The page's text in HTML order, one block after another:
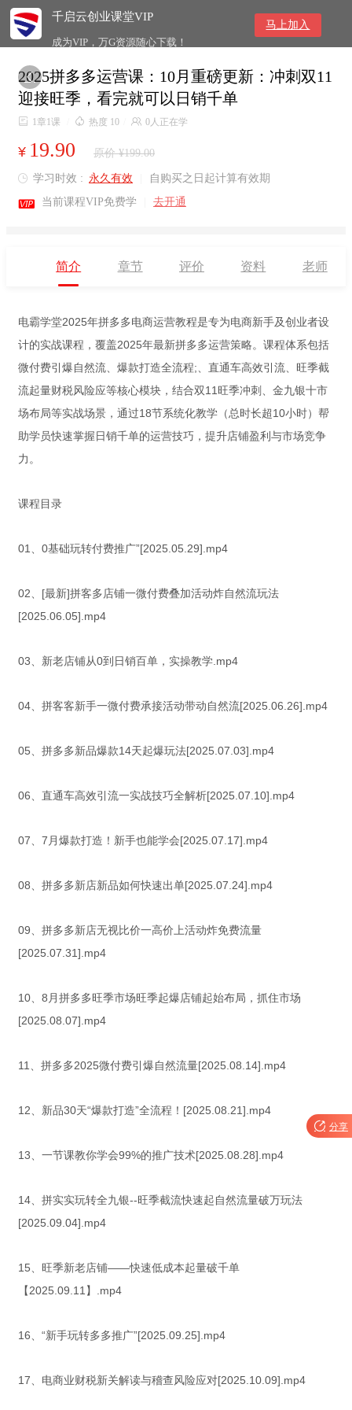
千启云创业课堂VIP
成为VIP，万G资源随心下载！
马上加入

2025拼多多运营课：10月重磅更新：冲刺双11
迎接旺季，看完就可以日销千单
 1章1课  热度 10  0人正在学
¥ 19.90 原价 ¥199.00
 学习时效 : 永久有效 自购买之日起计算有效期
 当前课程VIP免费学 去开通
简介 章节 评价 资料 老师
电霸学堂2025年拼多多电商运营教程是专为电商新手及创业者设
计的实战课程，覆盖2025年最新拼多多运营策略。课程体系包括
微付费引爆自然流、爆款打造全流程;、直通车高效引流、旺季截
流起量财税风险应等核心模块，结合双11旺季冲刺、金九银十市
场布局等实战场景，通过18节系统化教学（总时长超10小时）帮
助学员快速掌握日销千单的运营技巧，提升店铺盈利与市场竞争
力。
课程目录
01、0基础玩转付费推广”[2025.05.29].mp4
02、[最新]拼客多店铺一微付费叠加活动炸自然流玩法
[2025.06.05].mp4
03、新老店铺从0到日销百单，实操教学.mp4
04、拼客客新手一微付费承接活动带动自然流[2025.06.26].mp4
05、拼多多新品爆款14天起爆玩法[2025.07.03].mp4
06、直通车高效引流一实战技巧全解析[2025.07.10].mp4
07、7月爆款打造！新手也能学会[2025.07.17].mp4
08、拼多多新店新品如何快速出单[2025.07.24].mp4
09、拼多多新店无视比价一高价上活动炸免费流量
[2025.07.31].mp4
10、8月拼多多旺季市场旺季起爆店铺起始布局，抓住市场
[2025.08.07].mp4
11、拼多多2025微付费引爆自然流量[2025.08.14].mp4
12、新品30天“爆款打造”全流程！[2025.08.21].mp4
13、一节课教你学会99%的推广技术[2025.08.28].mp4
14、拼实实玩转全九银--旺季截流快速起自然流量破万玩法
[2025.09.04].mp4
15、旺季新老店铺——快速低成本起量破千单
【2025.09.11】.mp4
16、“新手玩转多多推广”[2025.09.25].mp4
17、电商业财税新关解读与稽查风险应对[2025.10.09].mp4
 分享